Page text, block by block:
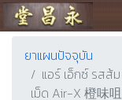
ร้านขายยา ย่งเชียงตึ๊ง
ยาแผนปัจจุบัน
แอร์ เอ็กซ์ รสส้
เม็ด Air-X 橙味